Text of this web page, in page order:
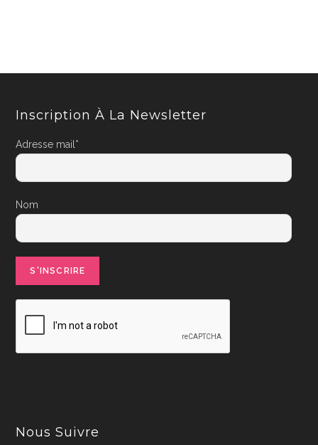
Inscription À La Newsletter
Adresse mail*
Nom
Nous Suivre